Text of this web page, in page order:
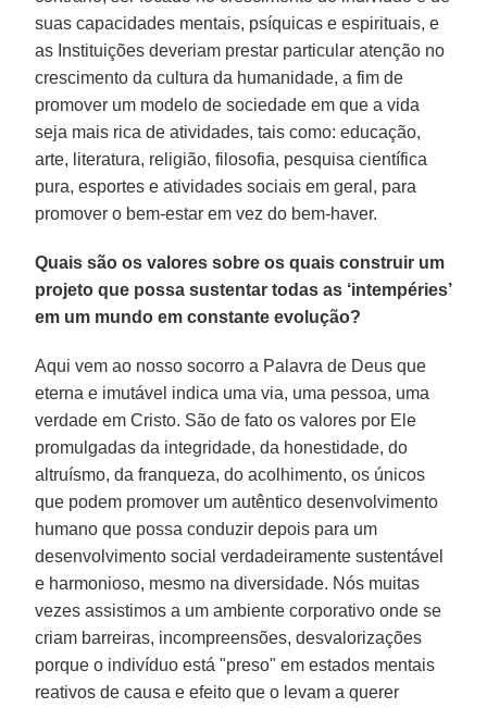
suas capacidades mentais, psíquicas e espirituais, e
as Instituições deveriam prestar particular atenção no
crescimento da cultura da humanidade, a fim de
promover um modelo de sociedade em que a vida
seja mais rica de atividades, tais como: educação,
arte, literatura, religião, filosofia, pesquisa científica
pura, esportes e atividades sociais em geral, para
promover o bem-estar em vez do bem-haver.
Quais são os valores sobre os quais construir um
projeto que possa sustentar todas as ‘intempéries’
em um mundo em constante evolução?
Aqui vem ao nosso socorro a Palavra de Deus que
eterna e imutável indica uma via, uma pessoa, uma
verdade em Cristo. São de fato os valores por Ele
promulgadas da integridade, da honestidade, do
altruísmo, da franqueza, do acolhimento, os únicos
que podem promover um autêntico desenvolvimento
humano que possa conduzir depois para um
desenvolvimento social verdadeiramente sustentável
e harmonioso, mesmo na diversidade. Nós muitas
vezes assistimos a um ambiente corporativo onde se
criam barreiras, incompreensões, desvalorizações
porque o indivíduo está "preso" em estados mentais
reativos de causa e efeito que o levam a querer